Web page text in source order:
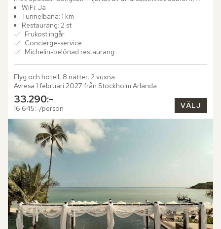
nära Siloms vibrerande nattliv och Sukhumvits shoppingstråk,
möts...
WiFi: Ja
Tunnelbana: 1 km
Restaurang: 2 st
Frukost ingår
Concierge-service
Michelin-belönad restaurang
Flyg och hotell, 8 nätter, 2 vuxna
Avresa 1 februari 2027 från Stockholm Arlanda
33.290:-
16.645:-/person VÄLJ